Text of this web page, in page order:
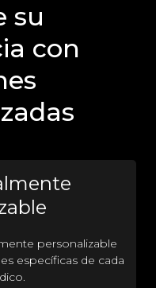
su
con
personalizable
específicas de cada